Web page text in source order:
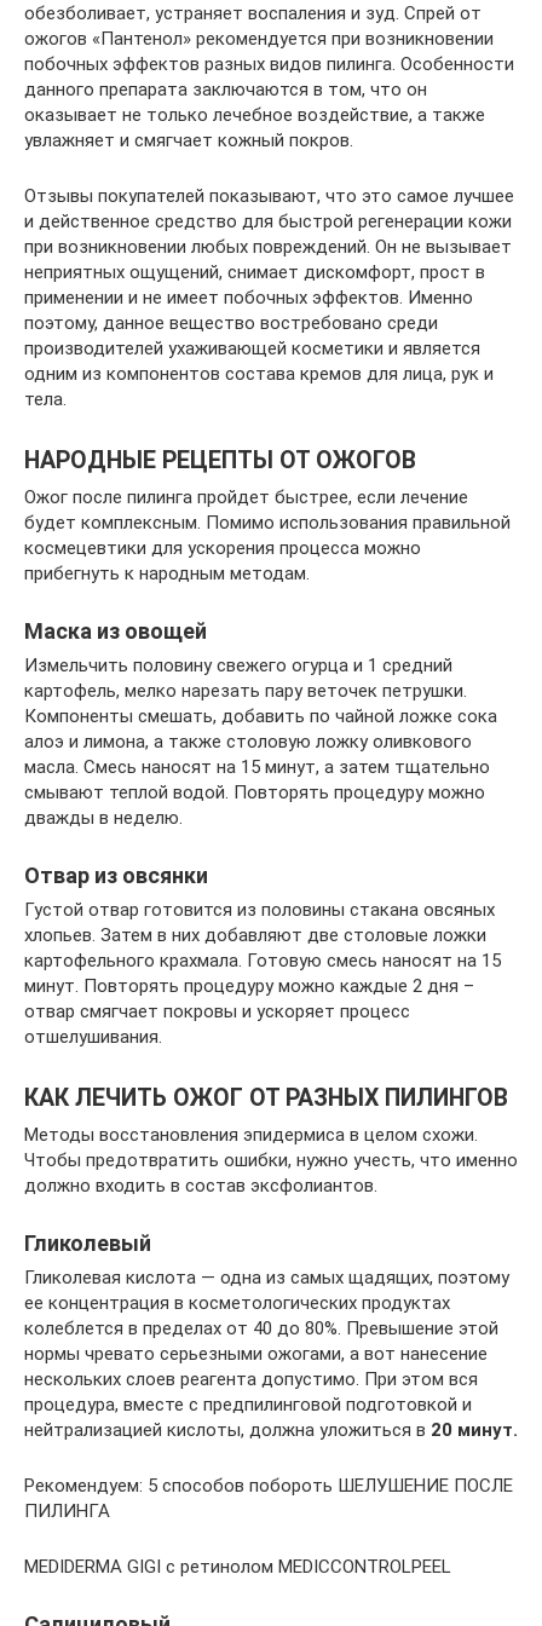
обезболивает, устраняет воспаления и зуд. Спрей от
ожогов «Пантенол» рекомендуется при возникновении
побочных эффектов разных видов пилинга. Особенности
данного препарата заключаются в том, что он
оказывает не только лечебное воздействие, а также
увлажняет и смягчает кожный покров.
Отзывы покупателей показывают, что это самое лучшее
и действенное средство для быстрой регенерации кожи
при возникновении любых повреждений. Он не вызывает
неприятных ощущений, снимает дискомфорт, прост в
применении и не имеет побочных эффектов. Именно
поэтому, данное вещество востребовано среди
производителей ухаживающей косметики и является
одним из компонентов состава кремов для лица, рук и
тела.
НАРОДНЫЕ РЕЦЕПТЫ ОТ ОЖОГОВ
Ожог после пилинга пройдет быстрее, если лечение
будет комплексным. Помимо использования правильной
космецевтики для ускорения процесса можно
прибегнуть к народным методам.
Маска из овощей
Измельчить половину свежего огурца и 1 средний
картофель, мелко нарезать пару веточек петрушки.
Компоненты смешать, добавить по чайной ложке сока
алоэ и лимона, а также столовую ложку оливкового
масла. Смесь наносят на 15 минут, а затем тщательно
смывают теплой водой. Повторять процедуру можно
дважды в неделю.
Отвар из овсянки
Густой отвар готовится из половины стакана овсяных
хлопьев. Затем в них добавляют две столовые ложки
картофельного крахмала. Готовую смесь наносят на 15
минут. Повторять процедуру можно каждые 2 дня –
отвар смягчает покровы и ускоряет процесс
отшелушивания.
КАК ЛЕЧИТЬ ОЖОГ ОТ РАЗНЫХ ПИЛИНГОВ
Методы восстановления эпидермиса в целом схожи.
Чтобы предотвратить ошибки, нужно учесть, что именно
должно входить в состав эксфолиантов.
Гликолевый
Гликолевая кислота — одна из самых щадящих, поэтому
ее концентрация в косметологических продуктах
колеблется в пределах от 40 до 80%. Превышение этой
нормы чревато серьезными ожогами, а вот нанесение
нескольких слоев реагента допустимо. При этом вся
процедура, вместе с предпилинговой подготовкой и
нейтрализацией кислоты, должна уложиться в 20 минут.
Рекомендуем: 5 способов побороть ШЕЛУШЕНИЕ ПОСЛЕ
ПИЛИНГА
MEDIDERMA GIGI с ретинолом MEDICCONTROLPEEL